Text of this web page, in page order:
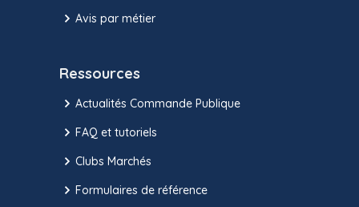
Avis par métier
Ressources
Actualités Commande Publique
FAQ et tutoriels
Clubs Marchés
Formulaires de référence